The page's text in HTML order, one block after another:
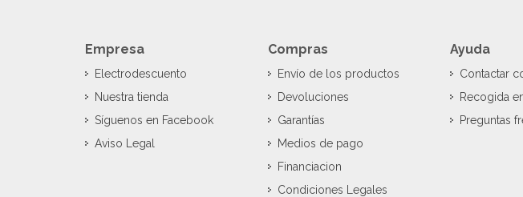
Empresa
Electrodescuento
Nuestra tienda
Síguenos en Facebook
Aviso Legal
Compras
Envío de los productos
Devoluciones
Garantías
Medios de pago
Financiacion
Condiciones Legales
Ayuda
Contactar
Recogida
Preguntas